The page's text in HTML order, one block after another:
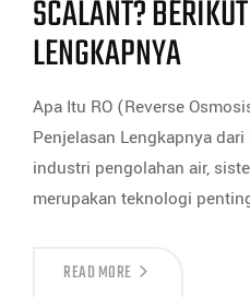
SCALANT?
LENGKAPNYA
Apa Itu RO (Reverse
Penjelasan Lengkapnya
industri pengolahan air,
merupakan teknologi
READ MORE